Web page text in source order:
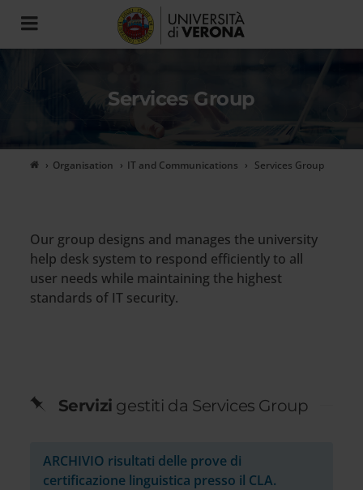
Toggle
navigation
Services Group
Organisation IT and Communications Services Group
Our group designs and manages the university
help desk system to respond efficiently to all
user needs while maintaining the highest
standards of IT security.
Servizi gestiti da Services Group
ARCHIVIO risultati delle prove di
certificazione linguistica presso il CLA.